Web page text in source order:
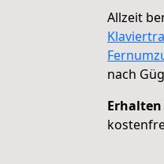
Allzeit
nach